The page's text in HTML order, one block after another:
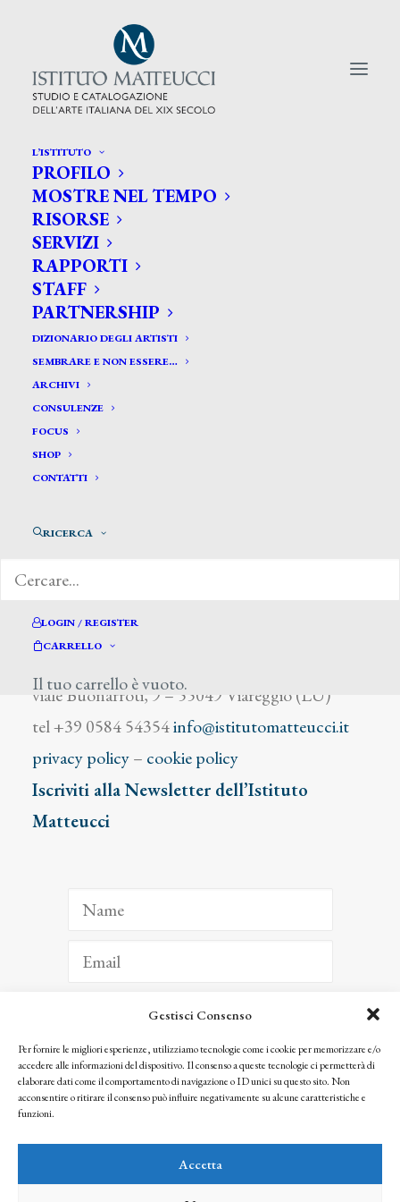
Gestisci Consenso
Per fornire le migliori esperienze, utilizziamo tecnologie come i cookie per memorizzare e/o
accedere alle informazioni del dispositivo. Il consenso a queste tecnologie ci permetterà di
elaborare dati come il comportamento di navigazione o ID unici su questo sito. Non
acconsentire o ritirare il consenso può influire negativamente su alcune caratteristiche e
funzioni.
Accetta
L’ISTITUTO
PROFILO
MOSTRE NEL TEMPO
RISORSE
SERVIZI
RAPPORTI
STAFF
PARTNERSHIP
DIZIONARIO DEGLI ARTISTI
SEMBRARE E NON ESSERE…
ARCHIVI
CONSULENZE
FOCUS
SHOP
CONTATTI
RICERCA
LOGIN / REGISTER
CARRELLO
Il tuo carrello è vuoto.
CERCA TRA GLI ARTISTI:
Search
for:
Zoboli Augusto
viale Buonarroti, 9 – 55049 Viareggio (LU)
tel +39 0584 54354info@istitutomatteucci.it
privacy policy– cookie policy
Iscriviti alla Newsletter dell’Istituto
Matteucci
ISCRIVITI
Facendo clic per iscriverti, riconosci che le tue informazioni saranno trattate
seguendo la nostra Privacy Policy
© 2025 Istituto Matteucci. All right reserved
l’autorizzazione scritta dei proprietari dei diritti e dell’Istituto Matteucci